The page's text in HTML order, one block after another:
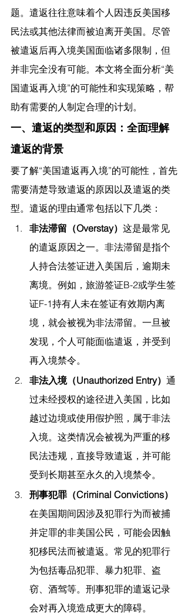
题。遣返往往意味着个人因违反美国移
民法或其他法律而被迫离开美国。尽管
被遣返后再入境美国面临诸多限制，但
并非完全没有可能。本文将全面分析“美
国遣返再入境”的可能性和实现策略，帮
助有需要的人制定合理的计划。
一、遣返的类型和原因：全面理解
遣返的背景
要了解“美国遣返再入境”的可能性，首先
需要清楚导致遣返的原因以及遣返的类
型。遣返的理由通常包括以下几类：
非法滞留（Overstay） 这是最常见
的遣返原因之一。非法滞留是指个
人持合法签证进入美国后，逾期未
离境。例如，旅游签证B-2或学生签
证F-1持有人未在签证有效期内离
境，就会被视为非法滞留。一旦被
发现，个人可能面临遣返，并受到
再入境禁令。
非法入境（Unauthorized Entry） 通
过未经授权的途径进入美国，比如
越过边境或使用假护照，属于非法
入境。这类情况会被视为严重的移
民法违规，直接导致遣返，并可能
受到长期甚至永久的入境禁令。
刑事犯罪（Criminal Convictions）
在美国期间因涉及犯罪行为而被捕
并定罪的非美国公民，可能会因触
犯移民法而被遣返。常见的犯罪行
为包括毒品犯罪、暴力犯罪、盗
窃、酒驾等。刑事犯罪的遣返记录
会对再入境造成更大的障碍。